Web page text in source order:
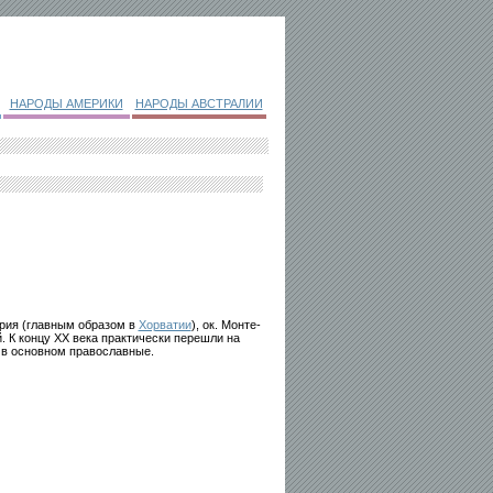
НАРОДЫ АМЕРИКИ НАРОДЫ АВСТРАЛИИ
(главным образом в Хорватии), ок. Монте-
концу XX века практически перешли на
основном православные.